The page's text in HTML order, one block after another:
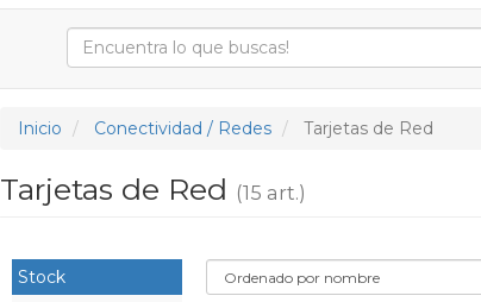
Inicio Conectividad / Redes Tarjetas de Red
Tarjetas de Red (15 art.)
Stock